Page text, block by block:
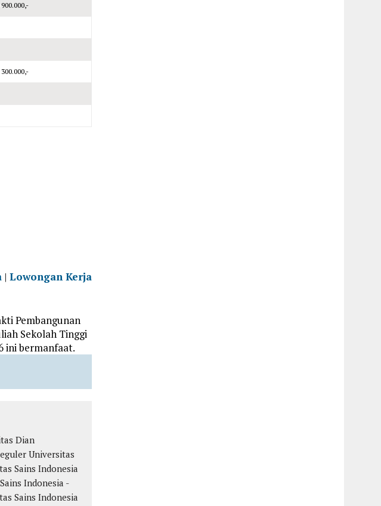
900.000,-
300.000,-
| Lowongan Kerja
Pembangunan
Sekolah Tinggi
ini bermanfaat.
Dian
Universitas
Sains Indonesia
Indonesia -
Sains Indonesia